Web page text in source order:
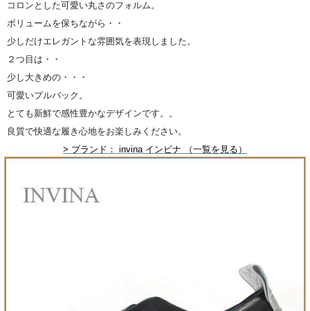
コロンとした可愛い丸さのフォルム。
ボリュームを保ちながら・・
少しだけエレガントな雰囲気を表現しました。
２つ目は・・
少し大きめの・・・
可愛いプルバック。
とても新鮮で感性豊かなデザインです。。
良質で快適な履き心地をお楽しみください。
> ブランド： invina インビナ （一覧を見る）